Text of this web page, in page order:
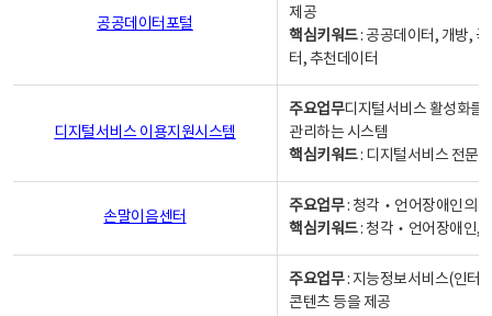
공공데이터포털
제공
핵심키워드: 공공데이터, 개방,
터, 추천데이터
디지털서비스 이용지원시스템
주요업무디지털서비스 활성화를
관리하는 시스템
핵심키워드: 디지털서비스 전문
손말이음센터
주요업무: 청각‧언어장애인의
핵심키워드: 청각‧언어장애인,
주요업무: 지능정보서비스(인터
콘텐츠 등을 제공